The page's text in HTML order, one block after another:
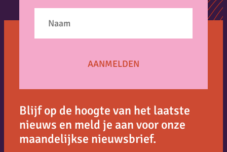
Blijf op de hoogte van het laatste
nieuws en meld je aan voor onze
maandelijkse nieuwsbrief.